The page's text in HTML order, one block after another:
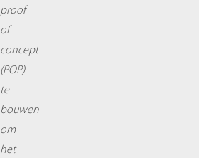
proof
of
concept
(POP)
te
bouwen
om
het